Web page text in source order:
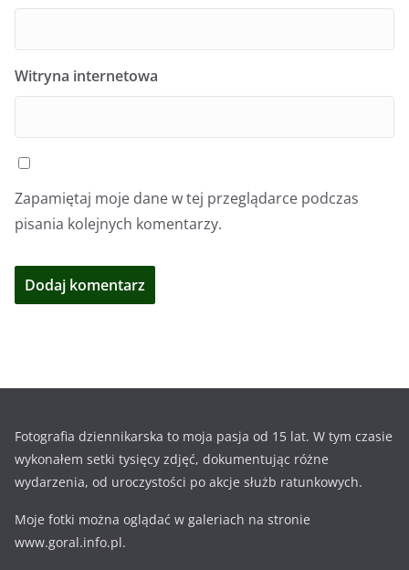
Witryna internetowa
Zapamiętaj moje dane w tej przeglądarce podczas
pisania kolejnych komentarzy.
Fotografia dziennikarska to moja pasja od 15 lat. W tym czasie
wykonałem setki tysięcy zdjęć, dokumentując różne
wydarzenia, od uroczystości po akcje służb ratunkowych.
Moje fotki można oglądać w galeriach na stronie
www.goral.info.pl.